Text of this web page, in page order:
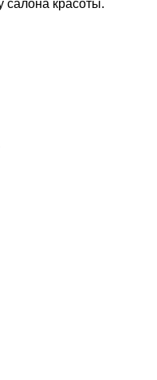
салона красоты.